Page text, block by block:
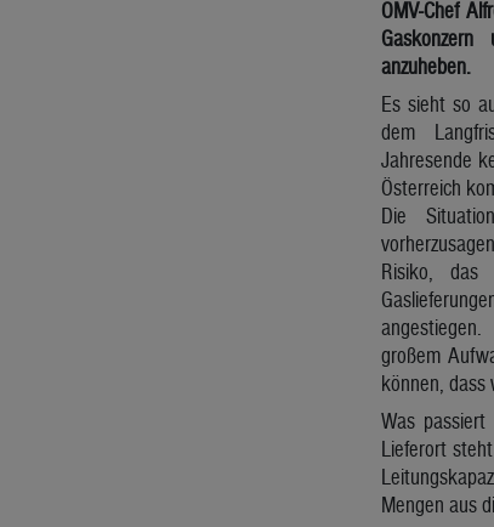
OMV-Chef
anzuheben.
Es sieht so
dem
Jahresende
Österreich
Die
Risiko, das
großem
können, dass
Was
Lieferort
Mengen aus